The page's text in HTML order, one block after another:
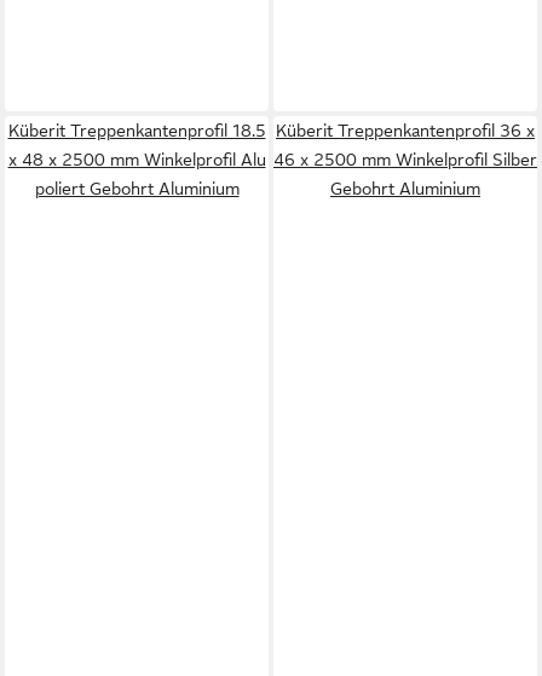
Küberit Treppenkantenprofil 18.5
x 48 x 2500 mm Winkelprofil Alu
poliert Gebohrt Aluminium
Küberit Treppenkantenprofil 36 x
46 x 2500 mm Winkelprofil Silber
Gebohrt Aluminium